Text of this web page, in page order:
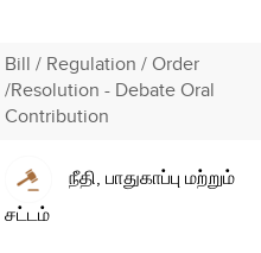
Bill / Regulation / Order
/Resolution - Debate Oral
Contribution
நீதி, பாதுகாப்பு மற்றும்
சட்டம்